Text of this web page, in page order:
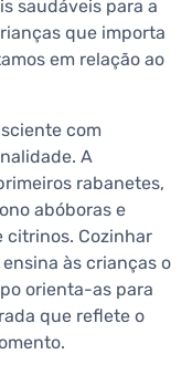
saudáveis para a
que importa
em relação ao
com
A
rabanetes,
abóboras e
citrinos. Cozinhar
às crianças o
orienta-as para
que reflete o